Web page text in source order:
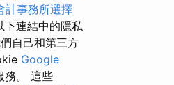
計事務所選擇
下連結中的隱私
自己和第三方
Google
務。 這些